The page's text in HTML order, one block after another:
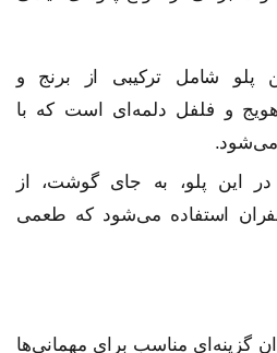
پلو شامل ترکیبی از برنج و
هویج و فلفل دلمه‌ای است که با
می‌شود.
این پلو، به جای گوشت، از
استفاده می‌شود که طعمی
گزینه‌ای مناسب برای مهمانی‌ها